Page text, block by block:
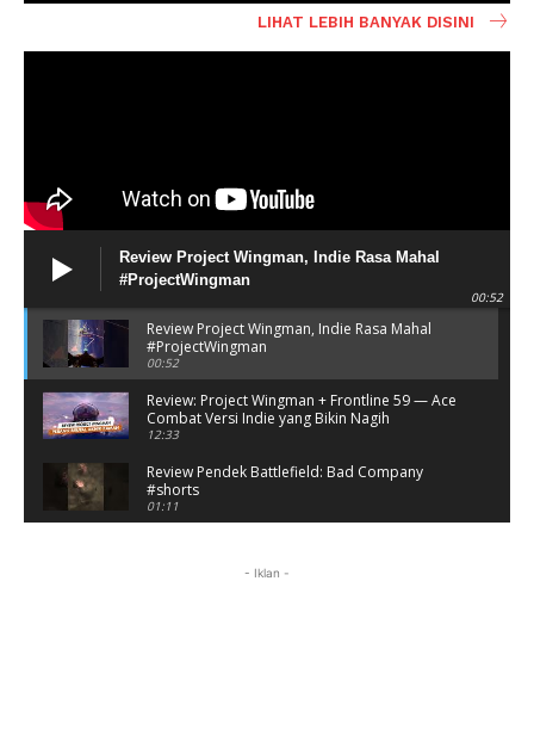
LIHAT LEBIH BANYAK DISINI
Review Project Wingman, Indie Rasa Mahal
#ProjectWingman
00:52
Review Project Wingman, Indie Rasa Mahal
#ProjectWingman
00:52
Review: Project Wingman + Frontline 59 — Ace
Combat Versi Indie yang Bikin Nagih
12:33
Review Pendek Battlefield: Bad Company
#shorts
01:11
- Iklan -